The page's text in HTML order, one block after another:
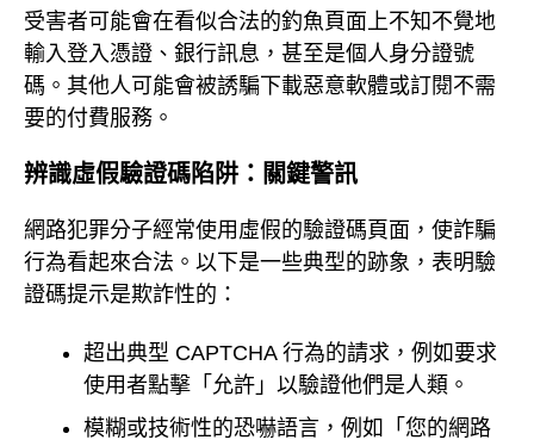
受害者可能會在看似合法的釣魚頁面上不知不覺地
輸入登入憑證、銀行訊息，甚至是個人身分證號
碼。其他人可能會被誘騙下載惡意軟體或訂閱不需
要的付費服務。
辨識虛假驗證碼陷阱：關鍵警訊
網路犯罪分子經常使用虛假的驗證碼頁面，使詐騙
行為看起來合法。以下是一些典型的跡象，表明驗
證碼提示是欺詐性的：
超出典型 CAPTCHA 行為的請求，例如要求
使用者點擊「允許」以驗證他們是人類。
模糊或技術性的恐嚇語言，例如「您的網路